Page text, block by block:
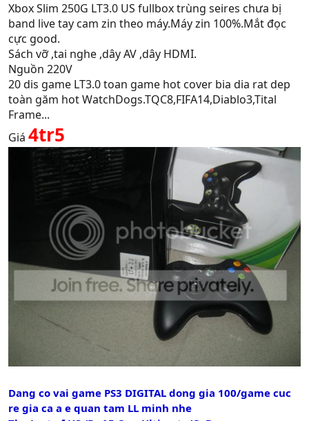
Xbox Slim 250G LT3.0 US fullbox trùng seires chưa bị
band live tay cam zin theo máy.Máy zin 100%.Mắt đọc
cực good.
Sách vỡ ,tai nghe ,dây AV ,dây HDMI.
Nguồn 220V
20 dis game LT3.0 toan game hot cover bia dia rat dep
toàn găm hot WatchDogs.TQC8,FIFA14,Diablo3,Tital
Frame...
Giá 4tr5
Dang co vai game PS3 DIGITAL dong gia 100/game cuc
re gia ca a e quan tam LL minh nhe